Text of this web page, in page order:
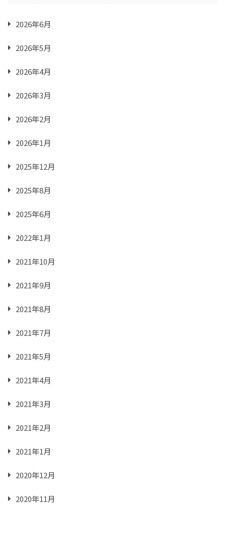
2026年6月
2026年5月
2026年4月
2026年3月
2026年2月
2026年1月
2025年12月
2025年8月
2025年6月
2022年1月
2021年10月
2021年9月
2021年8月
2021年7月
2021年5月
2021年4月
2021年3月
2021年2月
2021年1月
2020年12月
2020年11月